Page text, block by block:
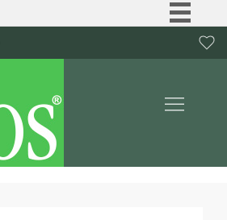
Canais